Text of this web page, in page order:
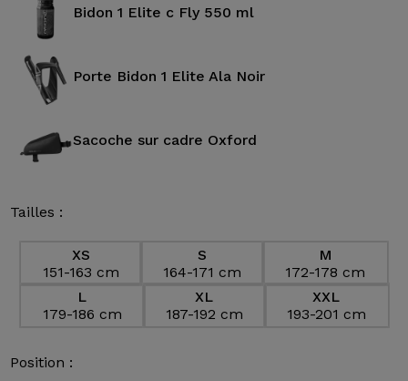
Bidon 1 Elite c Fly 550 ml
Porte Bidon 1 Elite Ala Noir
Sacoche sur cadre Oxford
Tailles :
XS
151-163 cm
S
164-171 cm
M
172-178 cm
L
179-186 cm
XL
187-192 cm
XXL
193-201 cm
Position :